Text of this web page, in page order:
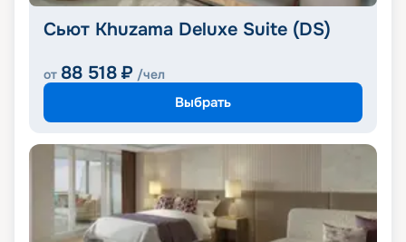
Сьют Khuzama Deluxe Suite (DS)
от 88 518 ₽ /чел
Выбрать